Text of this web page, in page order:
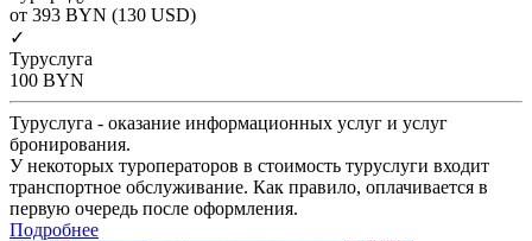
от 393 BYN (130 USD)
✓
Туруслуга
100 BYN
Туруслуга - оказание информационных услуг и услуг
бронирования.
У некоторых туроператоров в стоимость туруслуги входит
транспортное обслуживание. Как правило, оплачивается в
первую очередь после оформления.
Подробнее